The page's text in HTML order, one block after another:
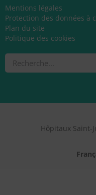
Mentions légales
Protection des données à
Plan du site
Politique des cookies
Rechercher
Hôpitaux Saint-